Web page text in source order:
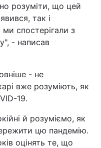
розуміти, що цей
так і
ми спостерігали з
- написав
- не
вже розуміють, як
19.
й розуміємо, як
цю пандемію.
оцінять те, що